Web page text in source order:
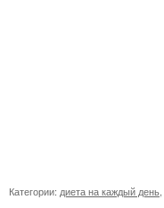
Категории: диета на каждый день